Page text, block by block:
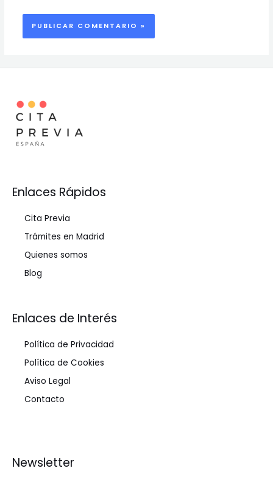
Enlaces Rápidos
Cita Previa
Trámites en Madrid
Quienes somos
Blog
Enlaces de Interés
Política de Privacidad
Política de Cookies
Aviso Legal
Contacto
Newsletter